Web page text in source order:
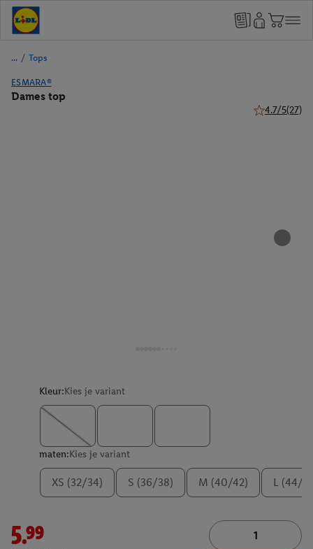
/ Tops
ESMARA®
Dames top
4.7/5(27)
Kleur:Kies je variant
maten:Kies je variant
XS (32/34) S (36/38) M (40/42) L (44/
5.99